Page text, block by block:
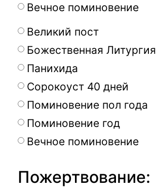
Вечное поминовение
Великий пост
Божественная Литургия
Панихида
Сорокоуст 40 дней
Поминовение пол года
Поминовение год
Вечное поминовение
Пожертвование: